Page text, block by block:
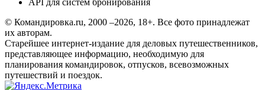
© Командировка.ru, 2000 –2026, 18+. Все фото принадлежат
их авторам.
Старейшее интернет-издание для деловых путешественников,
представляющее информацию, необходимую для
планирования командировок, отпусков, всевозможных
путешествий и поездок.